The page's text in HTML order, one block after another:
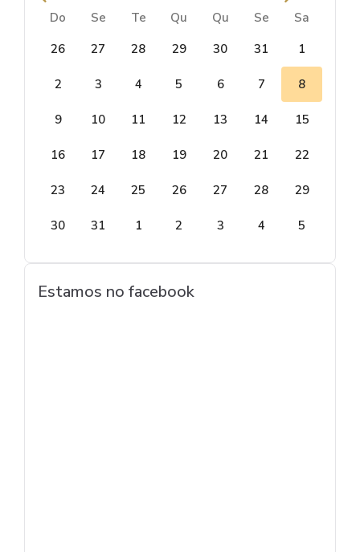
Do Se Te Qu Qu Se
Sa
26
27 28 29 30 31 1
2 3 4 5 6 7 8
9 10 11 12 13 14 15
16 17 18 19 20 21 22
23 24 25 26 27 28 29
30 31 1 2 3 4 5
Estamos no facebook